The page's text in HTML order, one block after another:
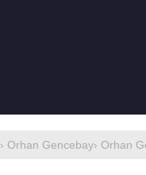
› Orhan Gencebay› Orhan